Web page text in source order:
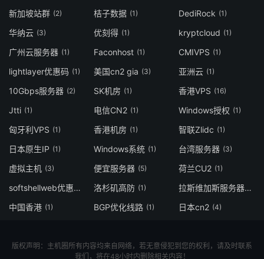
新加坡站群 (2) 桔子数据 (1) DediRock (1)
华纳云 (3) 优刻得 (1) kryptcloud (1)
广州云服务器 (1) Faconhost (1) CMIVPS (1)
lightlayer优惠码 (1) 美国cn2 gia (3) 亚洲云 (1)
10Gbps服务器 (2) SK机房 (1) 香港VPS (16)
Jtti (1) 电信CN2 (1) Windows授权 (1)
匈牙利VPS (1) 香港机房 (1) 智联Zlidc (1)
日本原生IP (1) Windows系统 (1) 台湾服务器 (3)
虚拟主机 (3) 便宜服务器 (5) 荷兰CU2 (1)
softshellweb优惠码 洛杉矶高防 (1) 拉斯维加斯服务器
(2)
中国香港 (1) BGP优化线路 (1) 日本cn2 (4)
版权声明：主机圈所有内容均来自网络，若无意侵犯到您的权利，请及时联系
我们，将在48小时内删除相关内容！